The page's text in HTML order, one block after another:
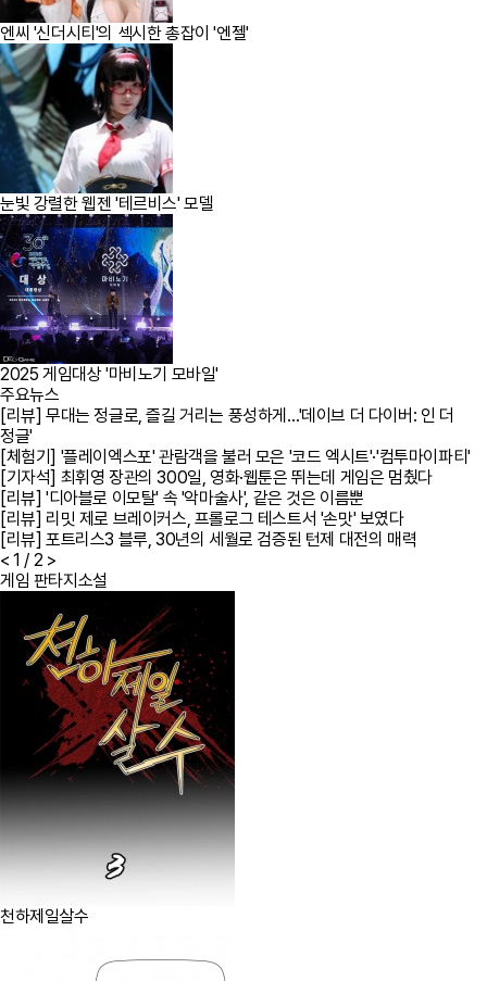
엔씨 '신더시티'의 섹시한 총잡이 '엔젤'
눈빛 강렬한 웹젠 '테르비스' 모델
2025 게임대상 '마비노기 모바일'
주요뉴스
[리뷰] 무대는 정글로, 즐길 거리는 풍성하게…'데이브 더 다이버: 인 더
정글'
[체험기] '플레이엑스포' 관람객을 불러 모은 '코드 엑시트'·'컴투마이파티'
[기자석] 최휘영 장관의 300일, 영화·웹툰은 뛰는데 게임은 멈췄다
[리뷰] '디아블로 이모탈' 속 '악마술사', 같은 것은 이름뿐
[리뷰] 리밋 제로 브레이커스, 프롤로그 테스트서 '손맛' 보였다
[리뷰] 포트리스3 블루, 30년의 세월로 검증된 턴제 대전의 매력
< 1 / 2 >
게임 판타지소설
천하제일살수